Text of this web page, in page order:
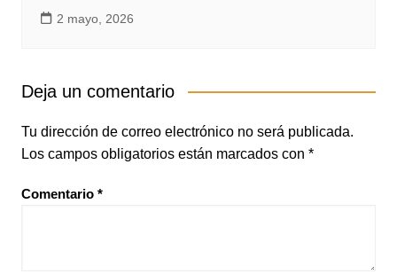
2 mayo, 2026
Deja un comentario
Tu dirección de correo electrónico no será publicada.
Los campos obligatorios están marcados con *
Comentario *